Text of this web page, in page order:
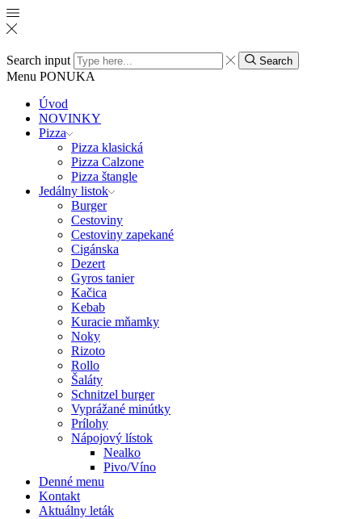
Search input Search
Menu PONUKA
Úvod
NOVINKY
Pizza
Pizza klasická
Pizza Calzone
Pizza štangle
Jedálny listok
Burger
Cestoviny
Cestoviny zapekané
Cigánska
Dezert
Gyros tanier
Kačica
Kebab
Kuracie mňamky
Noky
Rizoto
Rollo
Šaláty
Schnitzel burger
Vyprážané minútky
Prílohy
Nápojový lístok
Nealko
Pivo/Víno
Denné menu
Kontakt
Aktuálny leták